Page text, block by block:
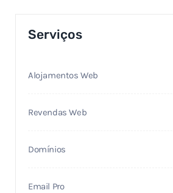
Serviços
Alojamentos Web
Revendas Web
Domínios
Email Pro